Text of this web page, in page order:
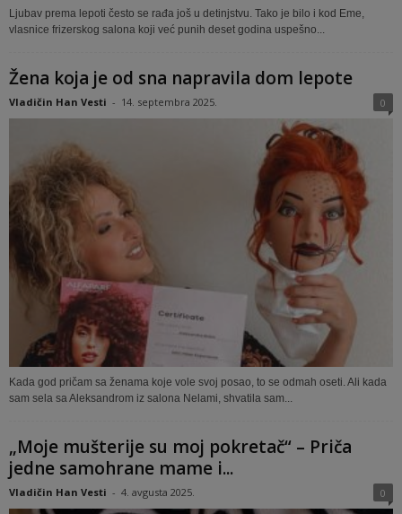
Ljubav prema lepoti često se rađa još u detinjstvu. Tako je bilo i kod Eme,
vlasnice frizerskog salona koji već punih deset godina uspešno...
Žena koja je od sna napravila dom lepote
Vladičin Han Vesti - 14. septembra 2025. 0
Kada god pričam sa ženama koje vole svoj posao, to se odmah oseti. Ali kada
sam sela sa Aleksandrom iz salona Nelami, shvatila sam...
„Moje mušterije su moj pokretač“ – Priča
jedne samohrane mame i...
Vladičin Han Vesti - 4. avgusta 2025. 0